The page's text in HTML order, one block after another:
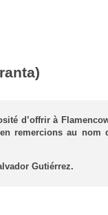
d’offrir à
remercions au nom
Gutiérrez.